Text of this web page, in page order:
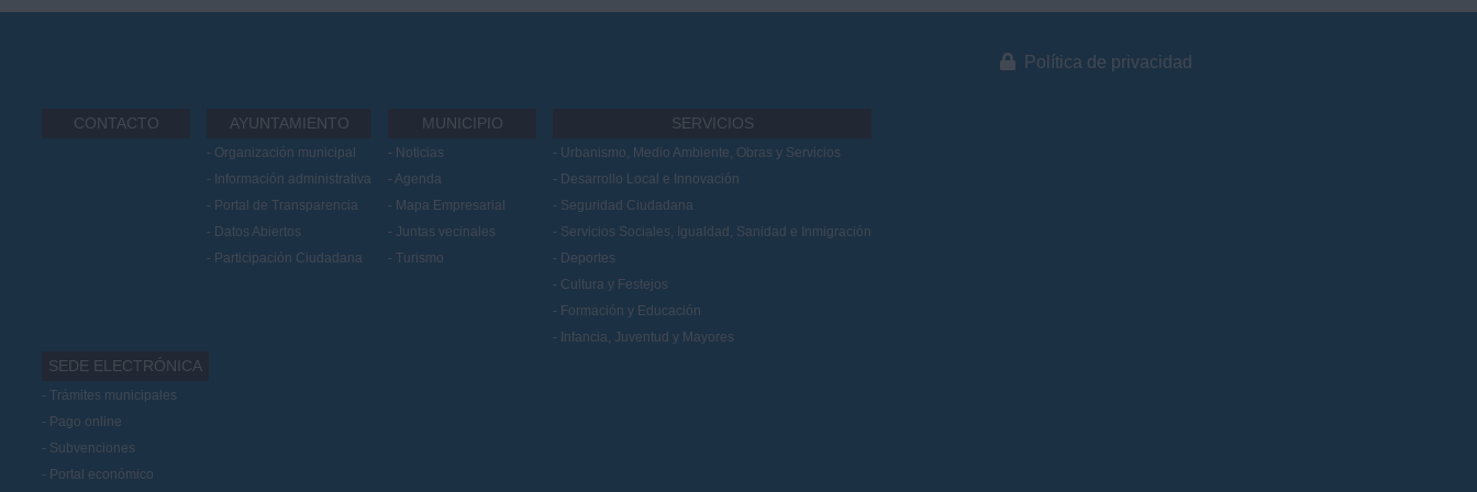
CONTACTO AYUNTAMIENTO
Organización municipal
Información administrativa
Portal de Transparencia
Datos Abiertos
Participación Ciudadana
MUNICIPIO
Noticias
Agenda
Mapa Empresarial
Juntas vecinales
Turismo
SERVICIOS
Urbanismo, Medio Ambiente, Obras y Servicios
Desarrollo Local e Innovación
Seguridad Ciudadana
Servicios Sociales, Igualdad, Sanidad e Inmigración
Deportes
Cultura y Festejos
Formación y Educación
Infancia, Juventud y Mayores
SEDE ELECTRÓNICA
Trámites municipales
Pago online
Subvenciones
Portal económico
Política de privacidad